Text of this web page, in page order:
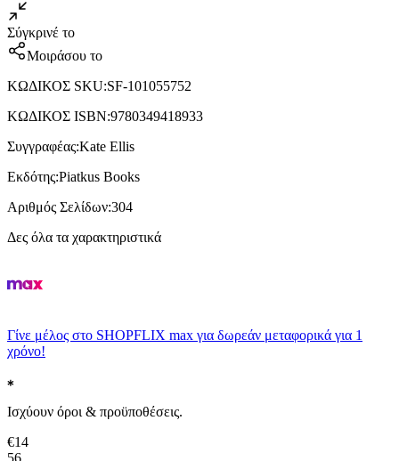
Σύγκρινέ το
Μοιράσου το
ΚΩΔΙΚΟΣ SKU:SF-101055752
ΚΩΔΙΚΟΣ ISBN:9780349418933
Συγγραφέας:Kate Ellis
Εκδότης:Piatkus Books
Αριθμός Σελίδων:304
Δες όλα τα χαρακτηριστικά
Γίνε μέλος στο SHOPFLIX max για δωρεάν μεταφορικά για 1
χρόνο!
Ισχύουν όροι & προϋποθέσεις.
€14
56